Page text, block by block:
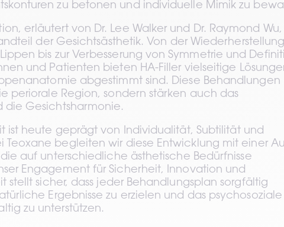
zu betonen und individuelle Mimik zu
erläutert von Dr. Lee Walker und Dr. Raymond Wu,
der Gesichtsästhetik. Von der
bis zur Verbesserung von Symmetrie und
und Patienten bieten HA-Filler vielseitige
abgestimmt sind. Diese Behandlungen
periorale Region, sondern stärken auch das
die Gesichtsharmonie.
ist heute geprägt von Individualität, Subtilität und
Teoxane begleiten wir diese Entwicklung mit einer
auf unterschiedliche ästhetische Bedürfnisse
Engagement für Sicherheit, Innovation und
stellt sicher, dass jeder Behandlungsplan sorgfältig
Ergebnisse zu erzielen und das psychosoziale
zu unterstützen.